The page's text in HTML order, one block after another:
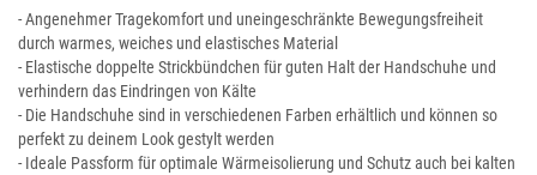
- Angenehmer Tragekomfort und uneingeschränkte Bewegungsfreiheit
durch warmes, weiches und elastisches Material
- Elastische doppelte Strickbündchen für guten Halt der Handschuhe und
verhindern das Eindringen von Kälte
- Die Handschuhe sind in verschiedenen Farben erhältlich und können so
perfekt zu deinem Look gestylt werden
- Ideale Passform für optimale Wärmeisolierung und Schutz auch bei kalten